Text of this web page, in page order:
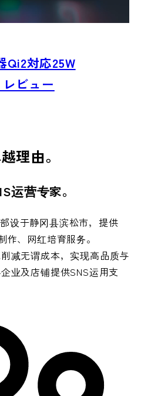
Qi2対応25W
ビュー
理由。
营专家。
设于静冈县滨松市，提供
作、网红培育服务。
减无谓成本，实现高品质与
业及店铺提供SNS运用支